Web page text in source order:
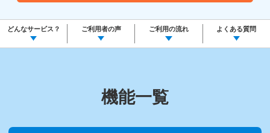
どんなサービス？ ご利用者の声 ご利用の流れ よくある質問
機能一覧